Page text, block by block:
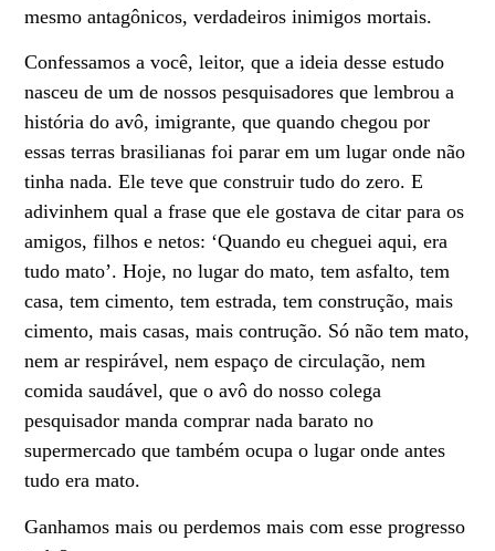
mesmo antagônicos, verdadeiros inimigos mortais.
Confessamos a você, leitor, que a ideia desse estudo
nasceu de um de nossos pesquisadores que lembrou a
história do avô, imigrante, que quando chegou por
essas terras brasilianas foi parar em um lugar onde não
tinha nada. Ele teve que construir tudo do zero. E
adivinhem qual a frase que ele gostava de citar para os
amigos, filhos e netos: ‘Quando eu cheguei aqui, era
tudo mato’. Hoje, no lugar do mato, tem asfalto, tem
casa, tem cimento, tem estrada, tem construção, mais
cimento, mais casas, mais contrução. Só não tem mato,
nem ar respirável, nem espaço de circulação, nem
comida saudável, que o avô do nosso colega
pesquisador manda comprar nada barato no
supermercado que também ocupa o lugar onde antes
tudo era mato.
Ganhamos mais ou perdemos mais com esse progresso